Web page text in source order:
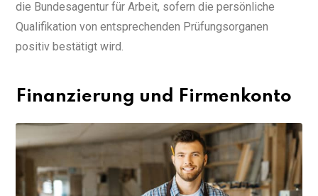
die Bundesagentur für Arbeit, sofern die persönliche
Qualifikation von entsprechenden Prüfungsorganen
positiv bestätigt wird.
Finanzierung und Firmenkonto